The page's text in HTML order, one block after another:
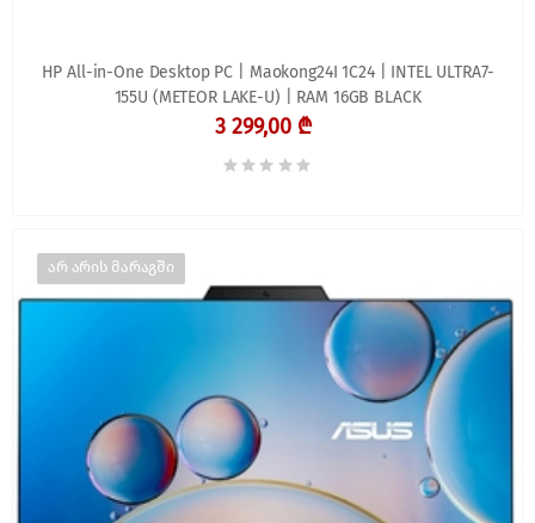
HP All-in-One Desktop PC | Maokong24I 1C24 | INTEL ULTRA7-
155U (METEOR LAKE-U) | RAM 16GB BLACK
3 299,00 ₾
არ არის მარაგში